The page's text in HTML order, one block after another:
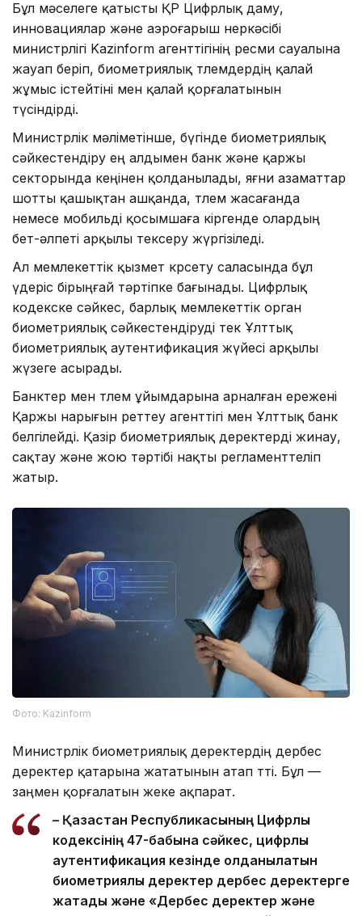
Бұл мәселеге қатысты ҚР Цифрлық даму,
инновациялар және аэроғарыш өнеркәсібі
министрлігі Kazinform агенттігінің ресми сауалына
жауап беріп, биометриялық төлемдердің қалай
жұмыс істейтіні мен қалай қорғалатынын
түсіндірді.
Министрлік мәліметінше, бүгінде биометриялық
сәйкестендіру ең алдымен банк және қаржы
секторында кеңінен қолданылады, яғни азаматтар
шотты қашықтан ашқанда, төлем жасағанда
немесе мобильді қосымшаға кіргенде олардың
бет-әлпеті арқылы тексеру жүргізіледі.
Ал мемлекеттік қызмет көрсету саласында бұл
үдеріс бірыңғай тәртіпке бағынады. Цифрлық
кодекске сәйкес, барлық мемлекеттік орган
биометриялық сәйкестендіруді тек Ұлттық
биометриялық аутентификация жүйесі арқылы
жүзеге асырады.
Банктер мен төлем ұйымдарына арналған ережені
Қаржы нарығын реттеу агенттігі мен Ұлттық банк
белгілейді. Қазір биометриялық деректерді жинау,
сақтау және жою тәртібі нақты регламенттеліп
жатыр.
Фото: Kazinform
Министрлік биометриялық деректердің дербес
деректер қатарына жататынын атап өтті. Бұл —
заңмен қорғалатын жеке ақпарат.
– Қазақстан Республикасының Цифрлық
кодексінің 47-бабына сәйкес, цифрлық
аутентификация кезінде қолданылатын
биометриялық деректер дербес деректерге
жатады және «Дербес деректер және